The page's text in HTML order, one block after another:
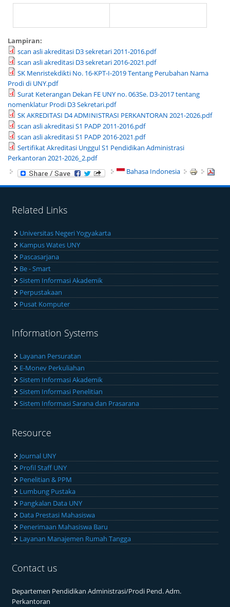
Lampiran:
scan asli akreditasi D3 sekretari 2011-2016.pdf
scan asli akreditasi D3 sekretari 2016-2021.pdf
SK Menristekdikti No. 16-KPT-I-2019 Tentang Perubahan Nama
Prodi di UNY.pdf
Surat Keterangan Dekan FE UNY no. 063Se. D3-2017 tentang
nomenklatur Prodi D3 Sekretari.pdf
SK AKREDITASI D4 ADMINISTRASI PERKANTORAN 2021-2026.pdf
scan asli akreditasi S1 PADP 2011-2016.pdf
scan asli akreditasi S1 PADP 2016-2021.pdf
Sertifikat Akreditasi Unggul S1 Pendidikan Administrasi
Perkantoran 2021-2026_2.pdf
Bahasa Indonesia
Related Links
Universitas Negeri Yogyakarta
Kampus Wates UNY
Pascasarjana
Be - Smart
Sistem Informasi Akademik
Perpustakaan
Pusat Komputer
Information Systems
Layanan Persuratan
E-Monev Perkuliahan
Sistem Informasi Akademik
Sistem Informasi Penelitian
Sistem Informasi Sarana dan Prasarana
Resource
Journal UNY
Profil Staff UNY
Penelitian & PPM
Lumbung Pustaka
Pangkalan Data UNY
Data Prestasi Mahasiswa
Penerimaan Mahasiswa Baru
Layanan Manajemen Rumah Tangga
Contact us
Departemen Pendidikan Administrasi/Prodi Pend. Adm.
Perkantoran